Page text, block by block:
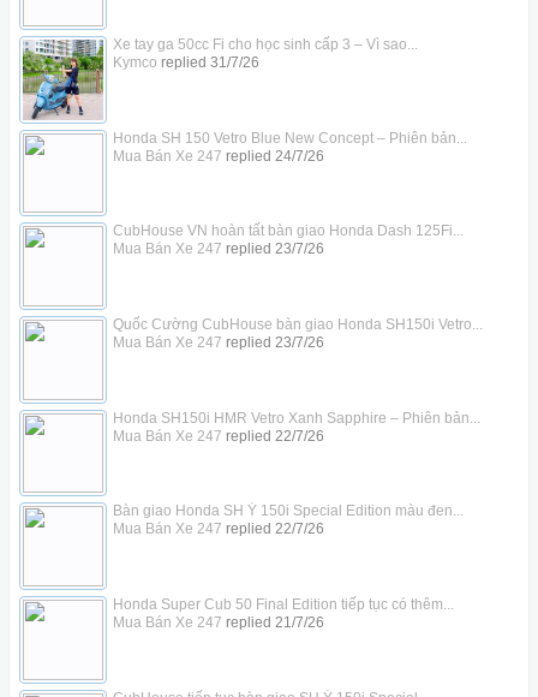
Xe tay ga 50cc Fi cho học sinh cấp 3 – Vì sao...
Kymco replied 31/7/26
Honda SH 150 Vetro Blue New Concept – Phiên bản...
Mua Bán Xe 247 replied 24/7/26
CubHouse VN hoàn tất bàn giao Honda Dash 125Fi...
Mua Bán Xe 247 replied 23/7/26
Quốc Cường CubHouse bàn giao Honda SH150i Vetro...
Mua Bán Xe 247 replied 23/7/26
Honda SH150i HMR Vetro Xanh Sapphire – Phiên bản...
Mua Bán Xe 247 replied 22/7/26
Bàn giao Honda SH Ý 150i Special Edition màu đen...
Mua Bán Xe 247 replied 22/7/26
Honda Super Cub 50 Final Edition tiếp tục có thêm...
Mua Bán Xe 247 replied 21/7/26